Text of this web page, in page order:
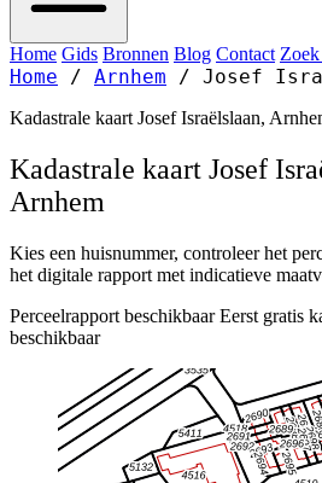
Home Gids Bronnen Blog Contact
Home / Arnhem / Josef
Kadastrale kaart Josef Israëlslaan,
Kadastrale kaart Josef
Arnhem
Kies een huisnummer, controleer het
het digitale rapport met indicatieve
Perceelrapport beschikbaar Eerst gratis
beschikbaar